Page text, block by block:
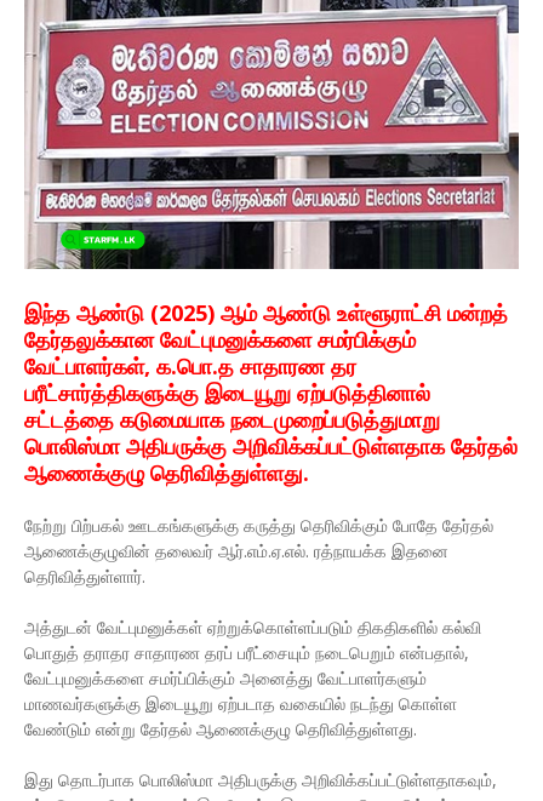
இந்த ஆண்டு (2025) ஆம் ஆண்டு உள்ளூராட்சி மன்றத்
தேர்தலுக்கான வேட்புமனுக்களை சமர்பிக்கும்
வேட்பாளர்கள், க.பொ.த சாதாரண தர
பரீட்சார்த்திகளுக்கு இடையூறு ஏற்படுத்தினால்
சட்டத்தை கடுமையாக நடைமுறைப்படுத்துமாறு
பொலிஸ்மா அதிபருக்கு அறிவிக்கப்பட்டுள்ளதாக தேர்தல்
ஆணைக்குழு தெரிவித்துள்ளது.
நேற்று பிற்பகல் ஊடகங்களுக்கு கருத்து தெரிவிக்கும் போதே தேர்தல்
ஆணைக்குழுவின் தலைவர் ஆர்.எம்.ஏ.எல். ரத்நாயக்க இதனை
தெரிவித்துள்ளார்.
அத்துடன் வேட்புமனுக்கள் ஏற்றுக்கொள்ளப்படும் திகதிகளில் கல்வி
பொதுத் தராதர சாதாரண தரப் பரீட்சையும் நடைபெறும் என்பதால்,
வேட்புமனுக்களை சமர்ப்பிக்கும் அனைத்து வேட்பாளர்களும்
மாணவர்களுக்கு இடையூறு ஏற்படாத வகையில் நடந்து கொள்ள
வேண்டும் என்று தேர்தல் ஆணைக்குழு தெரிவித்துள்ளது.
இது தொடர்பாக பொலிஸ்மா அதிபருக்கு அறிவிக்கப்பட்டுள்ளதாகவும்,